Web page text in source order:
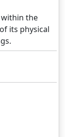
the
its physical